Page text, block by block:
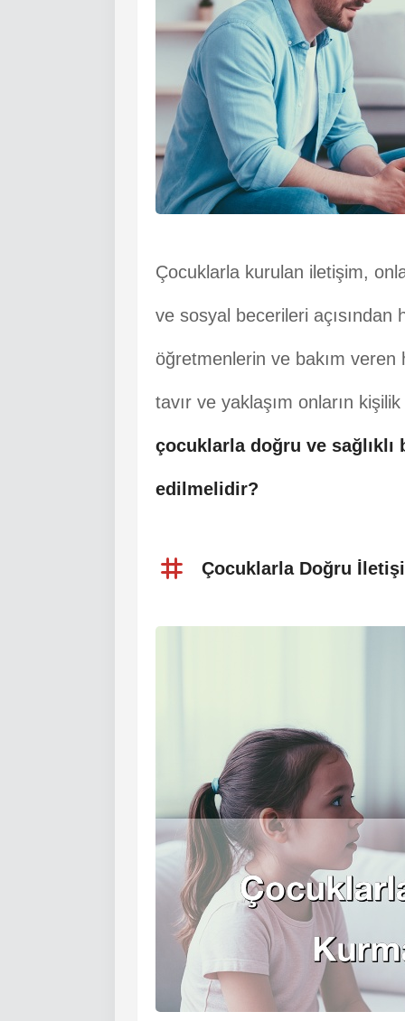
Çocuklarla kurulan iletişim,
ve sosyal becerileri
öğretmenlerin ve bakım veren
tavır ve yaklaşım onların
çocuklarla doğru ve
edilmelidir?
Çocuklarla Doğru